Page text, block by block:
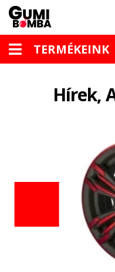
TERMÉKEINK
Hírek,